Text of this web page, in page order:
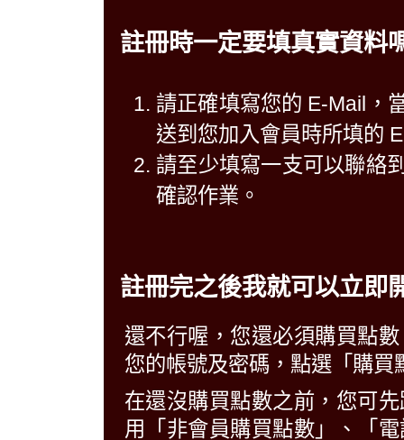
註冊時一定要填真實資料
請正確填寫您的 E-Mail，
送到您加入會員時所填的
請至少填寫一支可以聯絡
確認作業。
註冊完之後我就可以立即
還不行喔，您還必須購買點
您的帳號及密碼，點選「購
在還沒購買點數之前，您可
用「非會員購買點數」、「